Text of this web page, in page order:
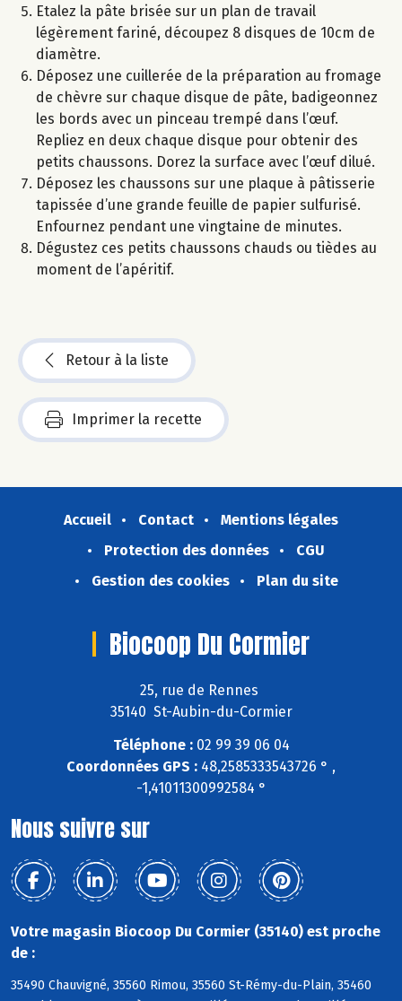
Etalez la pâte brisée sur un plan de travail
légèrement fariné, découpez 8 disques de 10cm de
diamètre.
Déposez une cuillerée de la préparation au fromage
de chèvre sur chaque disque de pâte, badigeonnez
les bords avec un pinceau trempé dans l’œuf.
Repliez en deux chaque disque pour obtenir des
petits chaussons. Dorez la surface avec l’œuf dilué.
Déposez les chaussons sur une plaque à pâtisserie
tapissée d’une grande feuille de papier sulfurisé.
Enfournez pendant une vingtaine de minutes.
Dégustez ces petits chaussons chauds ou tièdes au
moment de l’apéritif.
Retour à la liste
Imprimer la recette
Accueil Contact
Mentions légales
Protection des données
CGU
Gestion des cookies
Plan du site
Biocoop Du Cormier
25, rue de Rennes
35140 St-Aubin-du-Cormier
Téléphone :02 99 39 06 04
Coordonnées GPS : 48,2585333543726 ° ,
-1,41011300992584 °
Nous suivre sur
Votre magasin Biocoop Du Cormier (35140) est proche
de :
35490 Chauvigné, 35560 Rimou, 35560 St-Rémy-du-Plain, 35460